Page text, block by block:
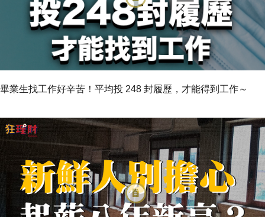
畢業生找工作好辛苦！平均投 248 封履歷，才能得到工作～